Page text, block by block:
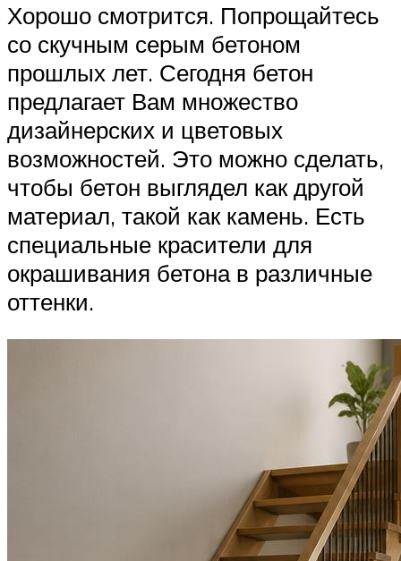
Хорошо смотрится. Попрощайтесь
со скучным серым бетоном
прошлых лет. Сегодня бетон
предлагает Вам множество
дизайнерских и цветовых
возможностей. Это можно сделать,
чтобы бетон выглядел как другой
материал, такой как камень. Есть
специальные красители для
окрашивания бетона в различные
оттенки.